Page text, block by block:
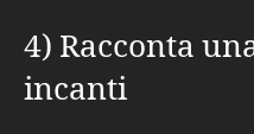
4) Racconta
incanti